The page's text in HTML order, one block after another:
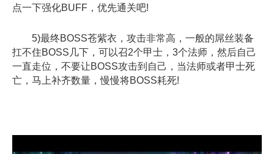
点一下强化BUFF，优先通关吧!
5)最终BOSS苍紫衣，攻击非常高，一般的屌丝装备
扛不住BOSS几下，可以召2个甲士，3个法师，然后自己
一直走位，不要让BOSS攻击到自己，当法师或者甲士死
亡，马上补齐数量，慢慢将BOSS耗死!